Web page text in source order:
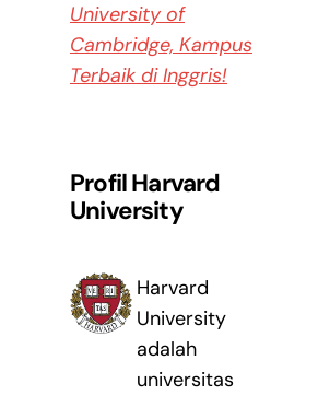
University of
Cambridge, Kampus
Terbaik di Inggris!
Profil Harvard
University
Harvard
University
adalah
universitas